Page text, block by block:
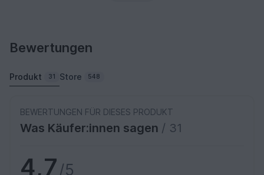
Bewertungen
Produkt 31 Store 548
BEWERTUNGEN FÜR DIESES PRODUKT
Was Käufer:innen sagen / 31
4,7/5